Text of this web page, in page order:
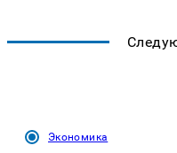
Экономика